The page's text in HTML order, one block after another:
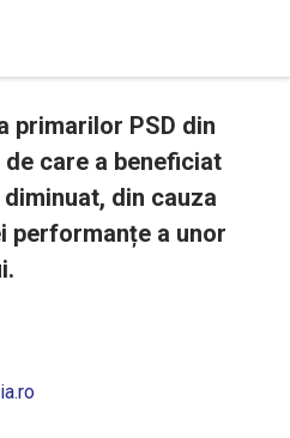
primarilor PSD din
care a beneficiat
din cauza
performanțe a unor